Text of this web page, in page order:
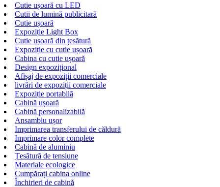
Cutie ușoară cu LED
Cutii de lumină publicitară
Cutie ușoară
Expoziție Light Box
Cutie ușoară din țesătură
Expoziție cu cutie ușoară
Cabina cu cutie ușoară
Design expozițional
Afișaj de expoziții comerciale
livrări de expoziții comerciale
Expoziție portabilă
Cabină ușoară
Cabină personalizabilă
Ansamblu ușor
Imprimarea transferului de căldură
Imprimare color complete
Cabină de aluminiu
Țesătură de tensiune
Materiale ecologice
Cumpărați cabina online
Închirieri de cabină